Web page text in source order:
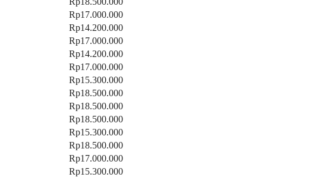
Rp17.000.000
Rp14.200.000
Rp17.000.000
Rp14.200.000
Rp17.000.000
Rp15.300.000
Rp18.500.000
Rp18.500.000
Rp18.500.000
Rp15.300.000
Rp18.500.000
Rp17.000.000
Rp15.300.000